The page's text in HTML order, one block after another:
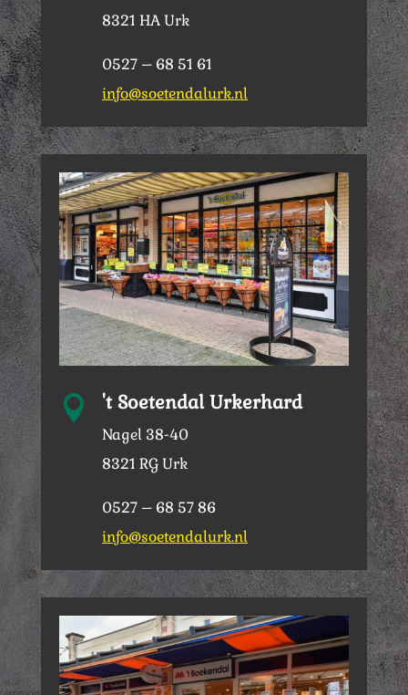
8321 HA Urk
0527 – 68 51 61
info@soetendalurk.nl
 't Soetendal Urkerhard
Nagel 38-40
8321 RG Urk
0527 – 68 57 86
info@soetendalurk.nl